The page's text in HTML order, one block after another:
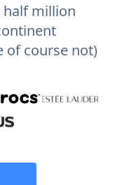
half million
of course not)